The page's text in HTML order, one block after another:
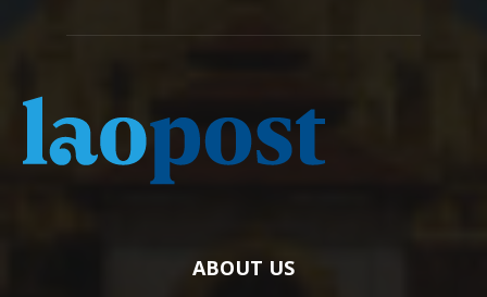
ABOUT US